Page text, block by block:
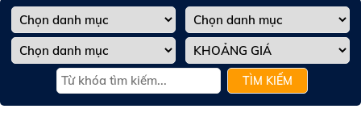
TÌM KIẾM